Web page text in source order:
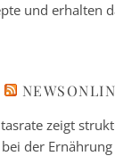
und erhalten
zeigt
der